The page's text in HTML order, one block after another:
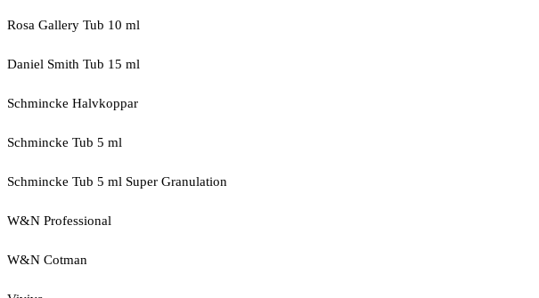
Rosa Gallery Tub 10 ml
Daniel Smith Tub 15 ml
Schmincke Halvkoppar
Schmincke Tub 5 ml
Schmincke Tub 5 ml Super Granulation
W&N Professional
W&N Cotman